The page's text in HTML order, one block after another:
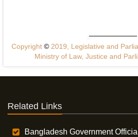
Copyright ©2019, Legislative and
Ministry of Law, Justice and
Related Links
Bangladesh Government